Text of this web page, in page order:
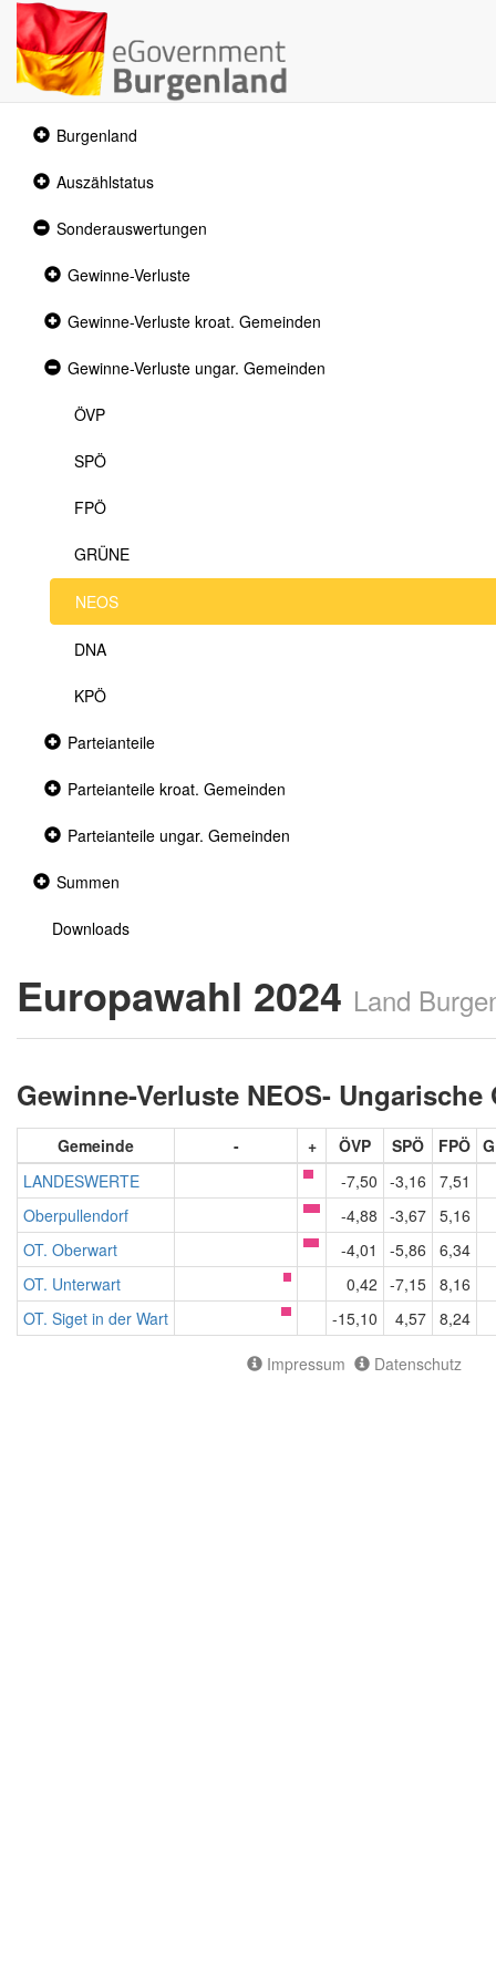
Collapsed
section
Burgenland
Collapsed
Auszählstatus
Expanded
Sonderauswertungen
Collapsed
Gewinne-Verluste
Collapsed
Gewinne-Verluste kroat. Gemeinden
Expanded
Gewinne-Verluste ungar. Gemeinden
ÖVP
SPÖ
FPÖ
GRÜNE
NEOS
DNA
KPÖ
Collapsed
Parteianteile
Collapsed
Parteianteile kroat. Gemeinden
Collapsed
Parteianteile ungar. Gemeinden
Collapsed
Summen
Downloads
Europawahl 2024 Land
Gewinne-Verluste NEOS- Ungarische
Gemeinde - + ÖVP SPÖ FPÖ
LANDESWERTE
-7,50 -3,16
7,51
Oberpullendorf
-4,88 -3,67 5,16
OT. Oberwart
-4,01 -5,86
6,34
OT. Unterwart
0,42 -7,15 8,16
OT. Siget in der Wart
-15,10 4,57 8,24
Impressum Datenschutz